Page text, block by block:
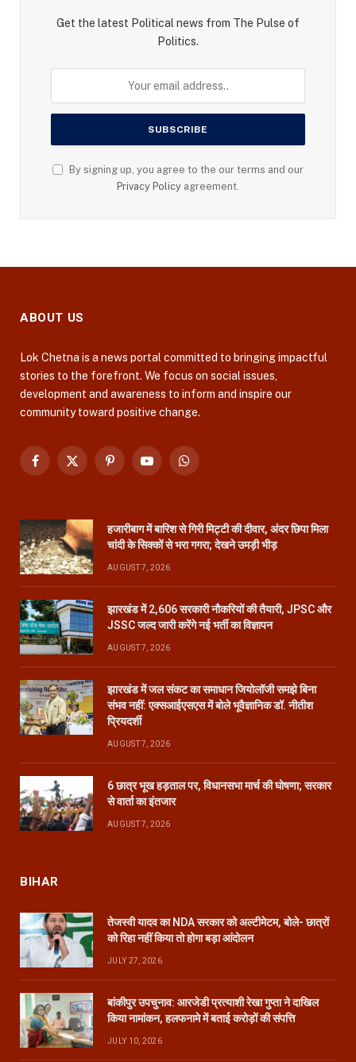
Get the latest Political news from The Pulse of
Politics.
By signing up, you agree to the our terms and our
Privacy Policy agreement.
ABOUT US
Lok Chetna is a news portal committed to bringing impactful
stories to the forefront. We focus on social issues,
development and awareness to inform and inspire our
community toward positive change.
Facebook
X
PinterestYouTubeWhatsApp
हजारीबाग में बारिश से गिरी मिट्टी की दीवार, अंदर छिपा मिला
चांदी के सिक्कों से भरा गगरा; देखने उमड़ी भीड़
AUGUST 7, 2026
झारखंड में 2,606 सरकारी नौकरियों की तैयारी, JPSC और
JSSC जल्द जारी करेंगे नई भर्ती का विज्ञापन
AUGUST 7, 2026
झारखंड में जल संकट का समाधान जियोलॉजी समझे बिना
संभव नहीं: एक्सआईएसएस में बोले भूवैज्ञानिक डॉ. नीतीश
प्रियदर्शी
AUGUST 7, 2026
6 छात्र भूख हड़ताल पर, विधानसभा मार्च की घोषणा; सरकार
से वार्ता का इंतजार
AUGUST 7, 2026
BIHAR
तेजस्वी यादव का NDA सरकार को अल्टीमेटम, बोले- छात्रों
को रिहा नहीं किया तो होगा बड़ा आंदोलन
JULY 27, 2026
बांकीपुर उपचुनाव: आरजेडी प्रत्याशी रेखा गुप्ता ने दाखिल
किया नामांकन, हलफनामे में बताई करोड़ों की संपत्ति
JULY 10, 2026